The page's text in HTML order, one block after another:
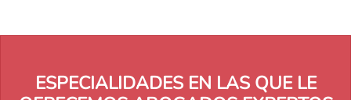
ESPECIALIDADES EN LAS QUE LE